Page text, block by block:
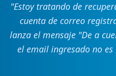
"Estoy tratando de
cuenta de correo
lanza el mensaje "De a
el email ingresado no